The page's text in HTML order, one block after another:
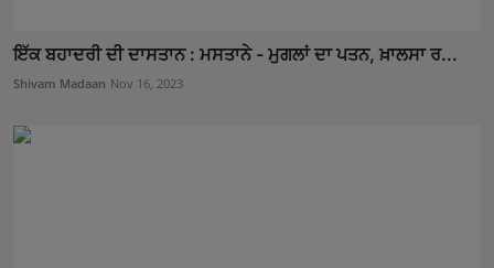
ਇੱਕ ਬਹਾਦਰੀ ਦੀ ਦਾਸਤਾਨ : ਮਸਤਾਨੇ - ਮੁਗਲਾਂ ਦਾ ਪਤਨ, ਖ਼ਾਲਸਾ ਰ...
Shivam Madaan Nov 16, 2023